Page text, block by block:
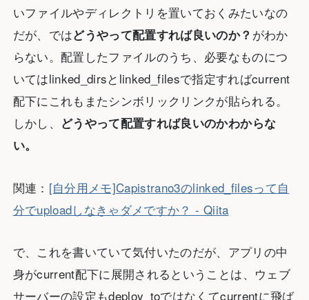
いファイルやディレクトリを置いておくみたいなの
だが、ではどうやって配置すれば良いのか？ がわか
らない。配置したファイルのうち、必要なものにつ
いてはlinked_dirsとlinked_filesで指定すればcurrent
配下にこれもまたシンボリックリンクが貼られる。
しかし、
どうやって配置すれば良いのかわからな
い。
関連： [自分用メモ]Capistrano3のlinked_filesって自
分でuploadしなきゃダメですか？ - Qiita
で、これを書いていて気付いたのだが、アプリの中
身がcurrent配下に展開されるということは、ウェブ
サーバーの設定もdeploy_toではなくてcurrentに飛ば